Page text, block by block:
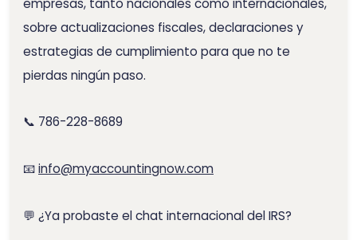
sobre actualizaciones fiscales, declaraciones y
estrategias de cumplimiento para que no te
pierdas ningún paso.
📞 786-228-8689
📧info@myaccountingnow.com
💬 ¿Ya probaste el chat internacional del IRS?